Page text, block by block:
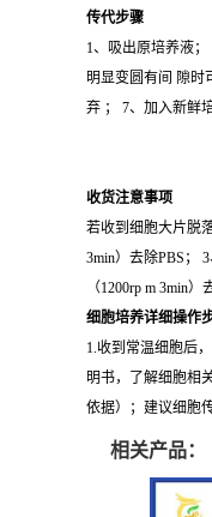
传代步骤
1、吸出原培养液
明显变圆有间 隙时
弃 ； 7、加入新鲜
收货注意事项
若收到细胞大片脱
3min）去除PBS；
（1200rp m 3min
细胞培养详细操作
1.收到常温细胞后
明书，了解细胞相
依据）；建议细胞
相关产品：